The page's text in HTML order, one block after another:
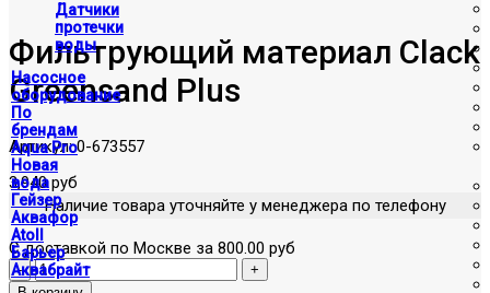
Датчики
протечки
воды
Насосное
оборудование
По
брендам
Aqua Pro
Новая
вода
Гейзер
Аквафор
Atoll
Барьер
Аквабрайт
Фильтрующий материал Clack
Greensand Plus
Артикул:0-673557
3,940 руб
Наличие товара уточняйте у менеджера по телефону
С доставкой по Москве за 800.00 руб